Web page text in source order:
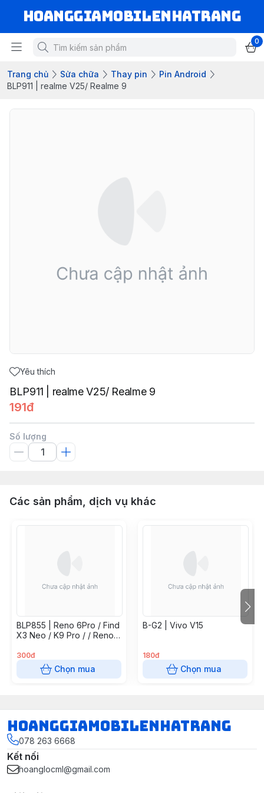
hoanggiamobilenhatrang
0
Trang chủ Sửa chữa Thay pin
Pin Android
BLP911 | realme V25/ Realme 9
Yêu thích
BLP911 | realme V25/ Realme 9
191đ
Số lượng
Các sản phẩm, dịch vụ khác
BLP855 | Reno 6Pro / Find
X3 Neo / K9 Pro / / Reno7
4G
300đ
Chọn mua
B-G2 | Vivo V15
180đ
Chọn mua
hoanggiamobilenhatrang
078 263 6668
Kết nối
hoanglocml@gmail.com